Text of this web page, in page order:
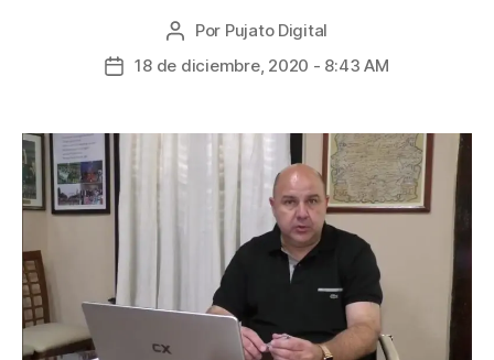
Por Pujato Digital
18 de diciembre, 2020 - 8:43 AM